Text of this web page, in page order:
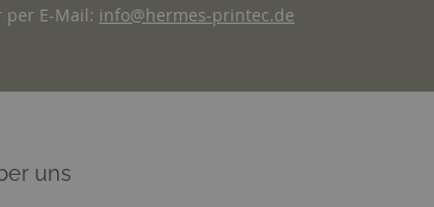
per E-Mail: info@hermes-printec.de
uns